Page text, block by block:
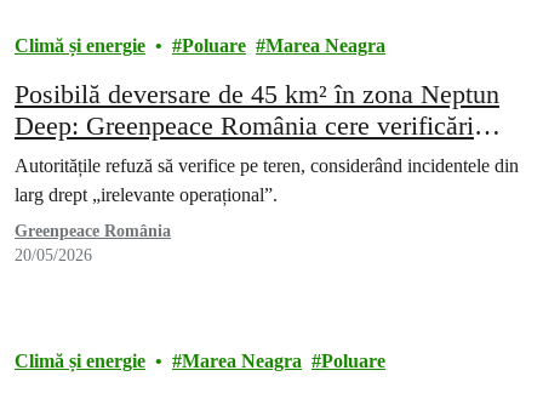
Climă și energie Poluare Marea Neagra
Posibilă deversare de 45 km² în zona Neptun
Deep: Greenpeace România cere verificări
reale și asumare din partea companiilor de
proiect
Autoritățile refuză să verifice pe teren, considerând incidentele din
larg drept „irelevante operațional”.
Greenpeace România
20/05/2026
Climă și energie Marea Neagra Poluare